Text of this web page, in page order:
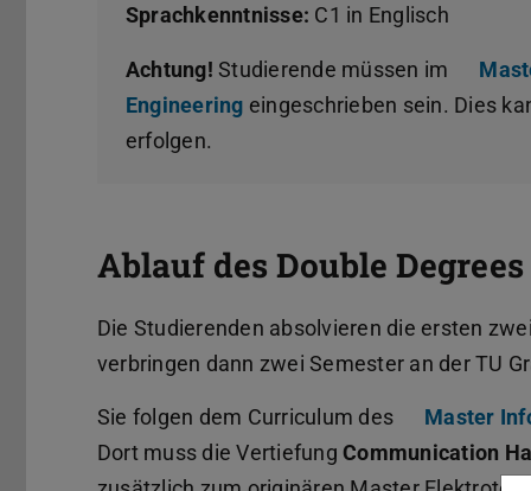
Sprachkenntnisse: C1 in Englisch
Achtung!Studierende müssen im
Engineering eingeschrieben sein. Dies
erfolgen.
Ablauf des Double Degrees
Die Studierenden absolvieren die ersten
verbringen dann zwei Semester an der TU
Sie folgen dem Curriculum des Master
Dort muss die VertiefungCommunication